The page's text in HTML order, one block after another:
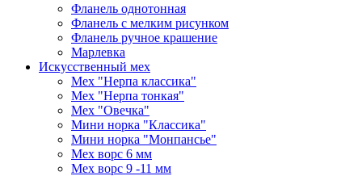
Фланель однотонная
Фланель с мелким рисунком
Фланель ручное крашение
Марлевка
Искусственный мех
Мех "Нерпа классика"
Мех "Нерпа тонкая"
Мех "Овечка"
Мини норка "Классика"
Мини норка "Монпансье"
Мех ворс 6 мм
Мех ворс 9 -11 мм